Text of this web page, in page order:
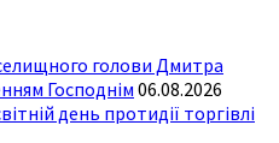
голови Дмитра
Господнім 06.08.2026
день протидії торгівлі